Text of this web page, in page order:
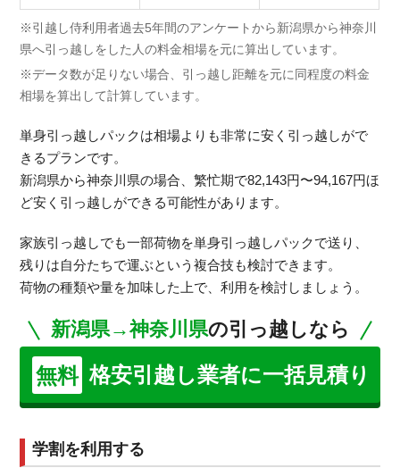
※引越し侍利用者過去5年間のアンケートから新潟県から神奈川
県へ引っ越しをした人の料金相場を元に算出しています。
※データ数が足りない場合、引っ越し距離を元に同程度の料金
相場を算出して計算しています。
単身引っ越しパックは相場よりも非常に安く引っ越しがで
きるプランです。
新潟県から神奈川県の場合、繁忙期で82,143円〜94,167円ほ
ど安く引っ越しができる可能性があります。
家族引っ越しでも一部荷物を単身引っ越しパックで送り、
残りは自分たちで運ぶという複合技も検討できます。
荷物の種類や量を加味した上で、利用を検討しましょう。
新潟県→神奈川県の引っ越しなら
無料 格安引越し業者に一括見積り
学割を利用する